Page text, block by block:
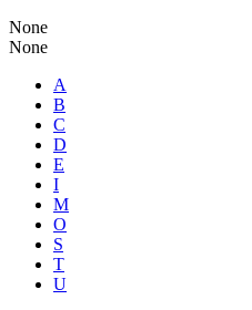
None
None
A
B
C
D
E
I
M
O
S
T
U